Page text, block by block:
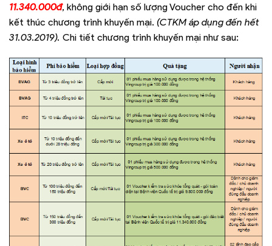
11.340.000đ, không giới hạn số lượng Voucher cho đến khi
kết thúc chương trình khuyến mại. (CTKM áp dụng đến hết
31.03.2019). Chi tiết chương trình khuyến mại như sau: